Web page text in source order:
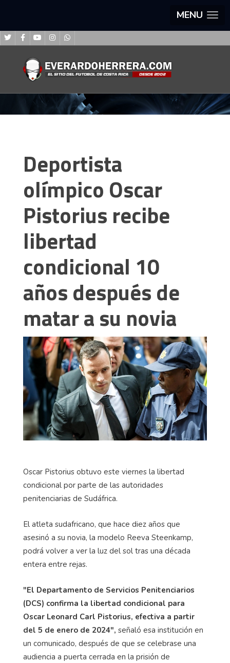
MENU
Deportista
olímpico Oscar
Pistorius recibe
libertad
condicional 10
años después de
matar a su novia
Oscar Pistorius obtuvo este viernes la libertad
condicional por parte de las autoridades
penitenciarias de Sudáfrica.
El atleta sudafricano, que hace diez años que
asesinó a su novia, la modelo Reeva Steenkamp,
podrá volver a ver la luz del sol tras una década
entera entre rejas.
"El Departamento de Servicios Penitenciarios
(DCS) confirma la libertad condicional para
Oscar Leonard Carl Pistorius, efectiva a partir
del 5 de enero de 2024", señaló esa institución en
un comunicado, después de que se celebrase una
audiencia a puerta cerrada en la prisión de